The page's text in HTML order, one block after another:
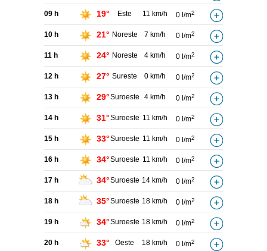
09 h 19° Este 11 km/h 0 l/m2
10 h 21° Noreste 7 km/h 0 l/m2
11 h 24° Noreste 4 km/h 0 l/m2
12 h 27° Sureste 0 km/h 0 l/m2
13 h 29°Suroeste 4 km/h 0 l/m2
14 h 31°Suroeste 11 km/h 0 l/m2
15 h 33°Suroeste 11 km/h 0 l/m2
16 h 34°Suroeste 11 km/h 0 l/m2
17 h 34°Suroeste 14 km/h 0 l/m2
18 h 35°Suroeste 18 km/h 0 l/m2
19 h 34°Suroeste 18 km/h 0 l/m2
20 h 33° Oeste 18 km/h 0 l/m2